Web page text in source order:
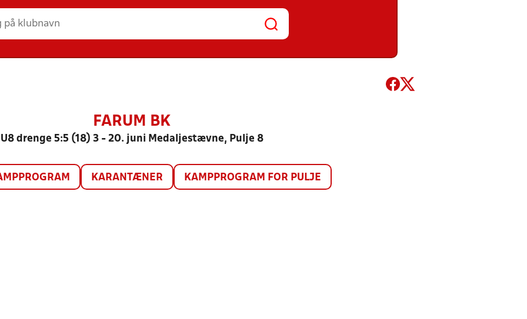
FARUM BK
U8 drenge 5:5 (18) 3 - 20. juni Medaljestævne, Pulje 8
KARANTÆNER KAMPPROGRAM FOR PULJE